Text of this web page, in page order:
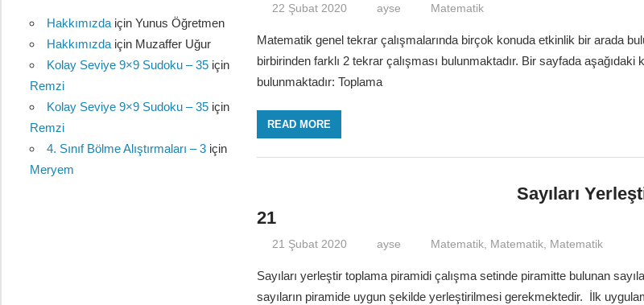
22 Şubat 2020 ayse Matematik
Matematik genel tekrar çalışmalarında birçok konuda etkinlik bir arada
birbirinden farklı 2 tekrar çalışması bulunmaktadır. Bir sayfada aşağıdaki
bulunmaktadır: Toplama
READ MORE
Sayıları
21
21 Şubat 2020 ayse Matematik, Matematik, Matematik
Sayıları yerleştir toplama piramidi çalışma setinde piramitte bulunan
sayıların piramide uygun şekilde yerleştirilmesi gerekmektedir. İlk
Hakkımızdaiçin Yunus Öğretmen
Hakkımızdaiçin Muzaffer Uğur
Kolay Seviye 9×9 Sudoku – 35için
Remzi
Kolay Seviye 9×9 Sudoku – 35için
Remzi
4. Sınıf Bölme Alıştırmaları – 3için
Meryem